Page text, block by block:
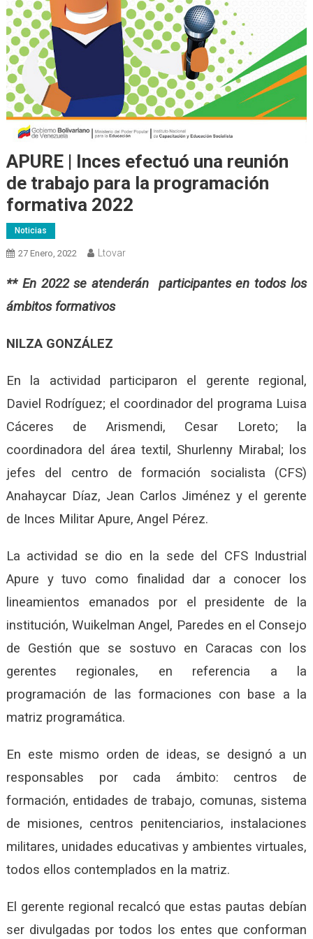
APURE | Inces efectuó una reunión
de trabajo para la programación
formativa 2022
Noticias
27 Enero, 2022 Ltovar
** En 2022 se atenderán participantes en todos los
ámbitos formativos
NILZA GONZÁLEZ
En la actividad participaron el gerente regional,
Daviel Rodríguez; el coordinador del programa Luisa
Cáceres de Arismendi, Cesar Loreto; la
coordinadora del área textil, Shurlenny Mirabal; los
jefes del centro de formación socialista (CFS)
Anahaycar Díaz, Jean Carlos Jiménez y el gerente
de Inces Militar Apure, Angel Pérez.
La actividad se dio en la sede del CFS Industrial
Apure y tuvo como finalidad dar a conocer los
lineamientos emanados por el presidente de la
institución, Wuikelman Angel, Paredes en el Consejo
de Gestión que se sostuvo en Caracas con los
gerentes regionales, en referencia a la
programación de las formaciones con base a la
matriz programática.
En este mismo orden de ideas, se designó a un
responsables por cada ámbito: centros de
formación, entidades de trabajo, comunas, sistema
de misiones, centros penitenciarios, instalaciones
militares, unidades educativas y ambientes virtuales,
todos ellos contemplados en la matriz.
El gerente regional recalcó que estas pautas debían
ser divulgadas por todos los entes que conforman